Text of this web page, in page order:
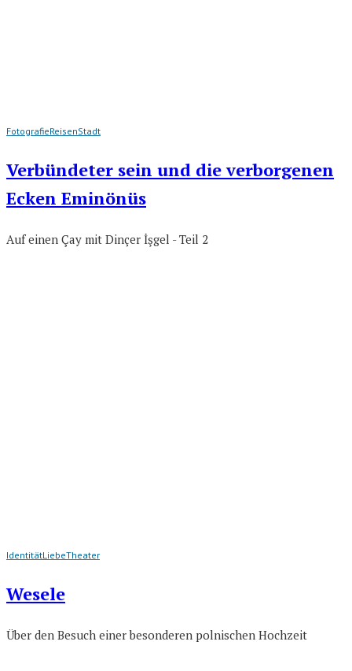
FotografieReisenStadt
Verbündeter sein und die verborgenen
Ecken Eminönüs
Auf einen Çay mit Dinçer İşgel - Teil 2
IdentitätLiebeTheater
Wesele
Über den Besuch einer besonderen polnischen Hochzeit